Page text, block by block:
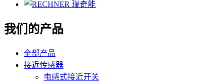
我们的产品
全部产品
接近传感器
电感式接近开关